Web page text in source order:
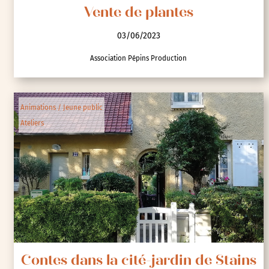
Vente de plantes
03/06/2023
Association Pépins Production
Animations / Jeune public
Ateliers